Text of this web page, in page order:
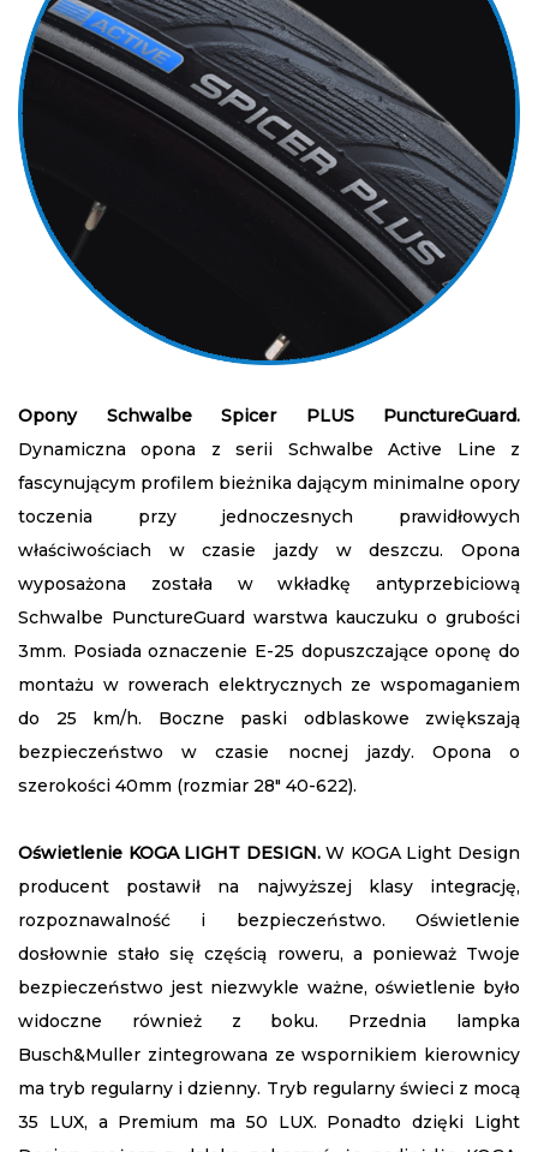
Opony Schwalbe Spicer PLUS PunctureGuard.
Dynamiczna opona z serii Schwalbe Active Line z
fascynującym profilem bieżnika dającym minimalne opory
toczenia przy jednoczesnych prawidłowych
właściwościach w czasie jazdy w deszczu. Opona
wyposażona została w wkładkę antyprzebiciową
Schwalbe PunctureGuard warstwa kauczuku o grubości
3mm. Posiada oznaczenie E-25 dopuszczające oponę do
montażu w rowerach elektrycznych ze wspomaganiem
do 25 km/h. Boczne paski odblaskowe zwiększają
bezpieczeństwo w czasie nocnej jazdy. Opona o
szerokości 40mm (rozmiar 28" 40-622).
Oświetlenie KOGA LIGHT DESIGN.W KOGA Light Design
producent postawił na najwyższej klasy integrację,
rozpoznawalność i bezpieczeństwo. Oświetlenie
dosłownie stało się częścią roweru, a ponieważ Twoje
bezpieczeństwo jest niezwykle ważne, oświetlenie było
widoczne również z boku. Przednia lampka
Busch&Muller zintegrowana ze wspornikiem kierownicy
ma tryb regularny i dzienny. Tryb regularny świeci z mocą
35 LUX, a Premium ma 50 LUX. Ponadto dzięki Light